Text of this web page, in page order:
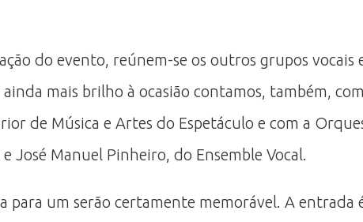
do evento, reúnem-se os outros grupos
mais brilho à ocasião contamos, também,
de Música e Artes do Espetáculo e com a
José Manuel Pinheiro, do Ensemble Vocal.
para um serão certamente memorável. A entrada